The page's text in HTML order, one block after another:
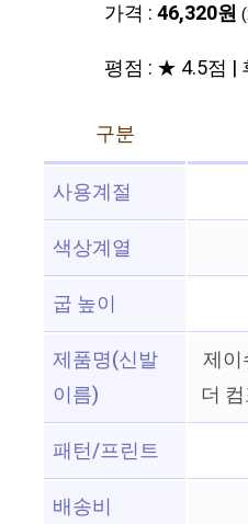
가격 :46,320원
평점 : ★ 4.5점 |
구분
사용계절
색상계열
굽 높이
제품명(신발
이름)
제이
더
패턴/프린트
배송비